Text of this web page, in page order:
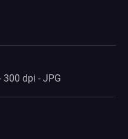
dpi - JPG